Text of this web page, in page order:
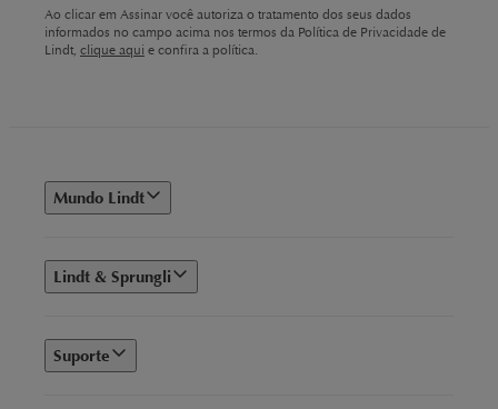
Ao clicar em Assinar você autoriza o tratamento dos seus dados
informados no campo acima nos termos da Política de Privacidade de
Lindt, clique aqui e confira a política.
Mundo Lindt
Lindt & Sprungli
Suporte